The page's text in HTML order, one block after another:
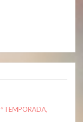
TEMPORADA,